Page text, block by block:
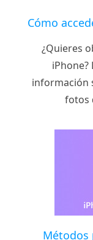
Cómo
¿Quieres
iPhone?
información
fotos
Métodos